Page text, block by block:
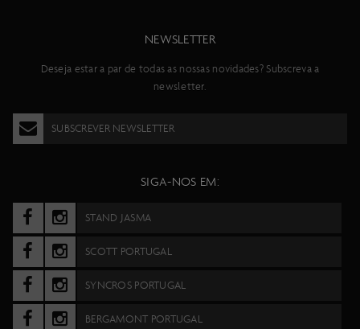
Caixa de direção
Selim
Syncros Belcarra Regular SL
Espigão de selim
SRAM RED Power Meter Crankset, 46/33
Eixo pedaleiro
SRAM DUB PF ROAD 86.5
Corrente
SRAM RED
Cassete
SRAM RED XG1290 E1, 10-33
Peso
NEWSLETTER
Deseja estar a par de todas as nossas novidades? Subscreva a
newsletter.
SUBSCREVER NEWSLETTER
SIGA-NOS EM:
STAND JASMA
SCOTT PORTUGAL
SYNCROS PORTUGAL
BERGAMONT PORTUGAL